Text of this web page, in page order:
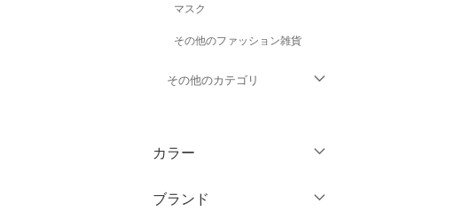
マスク
その他のファッション雑貨
その他のカテゴリ
ジャケット・アウター
パンツ
カラー
ブランド